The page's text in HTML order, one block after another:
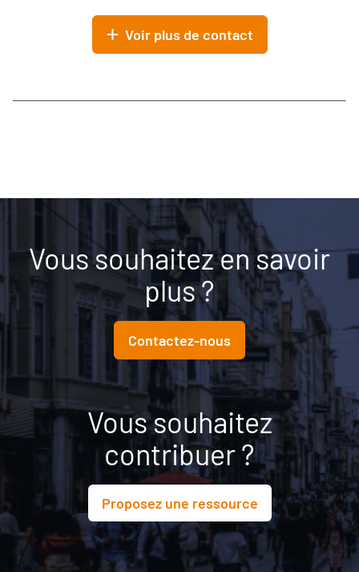
Voir plus de contact
Vous souhaitez en savoir
plus ?
Contactez-nous
Vous souhaitez
contribuer ?
Proposez une ressource